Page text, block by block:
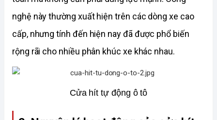
nghệ này thường xuất hiện trên các dòng xe cao
cấp, nhưng tính đến hiện nay đã được phổ biến
rộng rãi cho nhiều phân khúc xe khác nhau.
Cửa hít tự động ô tô